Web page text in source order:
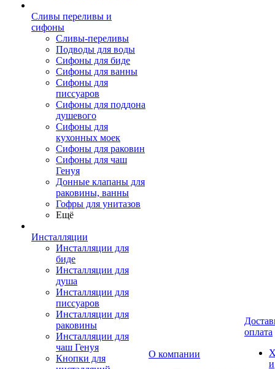
Сливы переливы и
сифоны
Сливы-переливы
Подводы для воды
Сифоны для биде
Сифоны для ванны
Сифоны для
писсуаров
Сифоны для поддона
душевого
Сифоны для
кухонных моек
Сифоны для раковин
Сифоны для чаш
Генуя
Донные клапаны для
раковины, ванны
Гофры для унитазов
Ещё
Инсталляции
Инсталляции для
биде
Инсталляции для
душа
Инсталляции для
писсуаров
Инсталляции для
раковины
Инсталляции для
чаш Генуя
Кнопки для
О компании
оплата
и